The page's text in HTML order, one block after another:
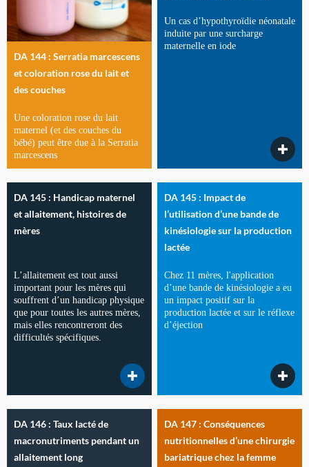
DA 144 : Serratia marcescens
et coloration rose du lait et
des couches
Une coloration rose du lait
maternel (et des couches du
bébé) peut être due à la Serratia
marcescens
Un cas d’hypothyroïdie néonatale
induite par une surcharge
maternelle en iode
DA 145 : Handicap maternel
et allaitement, histoires de
mères
L’allaitement est tout aussi
important pour les mères qui
souffrent d’un handicap physique
que pour toutes les autres mères,
mais elles rencontreront des
difficultés spécifiques.
DA 145 : Impact de
l’utilisation d’une bande de
kinésiologie sur la production
lactée
Chez 11 mères, l'application
d’une bande de kinésiologie a eu
un impact positif sur la
production lactée et sur le réflexe
d’éjection
DA 146 : Taux lacté de
macronutriments pendant un
allaitement long
DA 147 : Conséquences
nutritionnelles d’une chirurgie
bariatrique chez la femme